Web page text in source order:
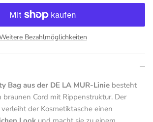
Bezahlmöglichkeiten
Bag aus der DE LA MUR-Linie besteht
braunen Cord mit Rippenstruktur. Der
der Kosmetiktasche einen